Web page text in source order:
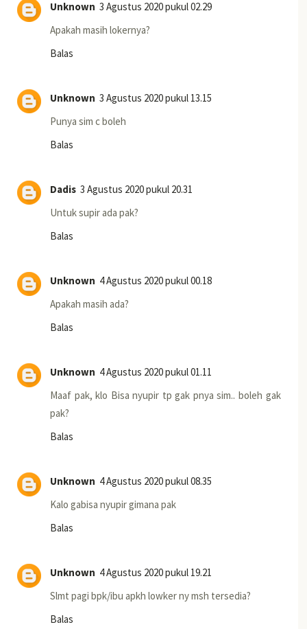
Unknown 3 Agustus 2020 pukul 02.29
Apakah masih lokernya?
Balas
Unknown 3 Agustus 2020 pukul 13.15
Punya sim c boleh
Balas
Dadis 3 Agustus 2020 pukul 20.31
Untuk supir ada pak?
Balas
Unknown 4 Agustus 2020 pukul 00.18
Apakah masih ada?
Balas
Unknown 4 Agustus 2020 pukul 01.11
Maaf pak, klo Bisa nyupir tp gak pnya sim.. boleh gak
pak?
Balas
Unknown 4 Agustus 2020 pukul 08.35
Kalo gabisa nyupir gimana pak
Balas
Unknown 4 Agustus 2020 pukul 19.21
Slmt pagi bpk/ibu apkh lowker ny msh tersedia?
Balas